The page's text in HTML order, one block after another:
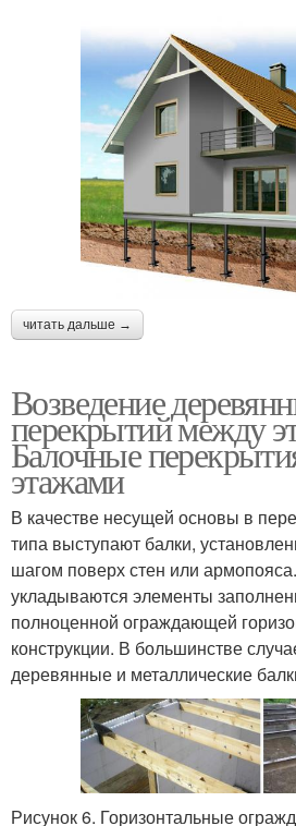
читать дальше →
Возведение
перекрытий между
Балочные
этажами
В качестве несущей основы в
типа выступают балки,
шагом поверх стен или
укладываются элементы
полноценной ограждающей
конструкции. В большинстве
деревянные и металлические
Рисунок 6. Горизонтальные